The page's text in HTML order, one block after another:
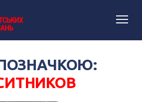
ПОЗНАЧКОЮ: